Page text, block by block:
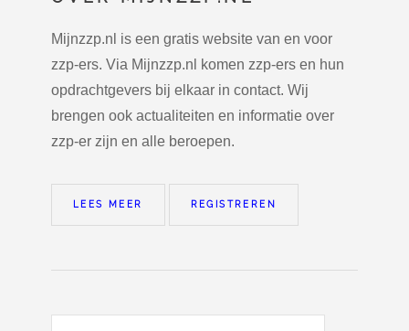
Mijnzzp.nl is een gratis website van en voor
zzp-ers. Via Mijnzzp.nl komen zzp-ers en hun
opdrachtgevers bij elkaar in contact. Wij
brengen ook actualiteiten en informatie over
zzp-er zijn en alle beroepen.
LEES MEER REGISTREREN